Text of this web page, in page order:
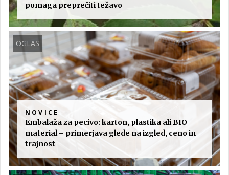
pomaga preprečiti težavo
OGLAS
NOVICE
Embalaža za pecivo: karton, plastika ali BIO
material – primerjava glede na izgled, ceno in
trajnost